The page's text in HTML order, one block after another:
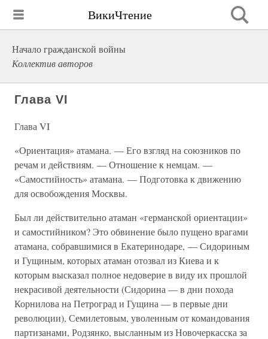
ВикиЧтение
Начало гражданской войны
Коллектив авторов
Глава VI
Глава VI
«Ориентация» атамана. — Его взгляд на союзников по
речам и действиям. — Отношение к немцам. —
«Самостийность» атамана. — Подготовка к движению
для освобождения Москвы.
Был ли действительно атаман «германской ориентации»
и самостийником? Это обвинение было пущено врагами
атамана, собравшимися в Екатеринодаре, — Сидориным
и Гущиным, которых атаман отозвал из Киева и к
которым высказал полное недоверие в виду их прошлой
некрасивой деятельности (Сидорина — в дни похода
Корнилова на Петроград и Гущина — в первые дни
революции), Семилетовым, уволенным от командования
партизанами, Родзянко, высланным из Новочеркасска за